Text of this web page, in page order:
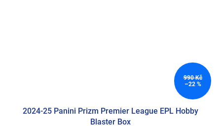
990 Kč
–22 %
2024-25 Panini Prizm Premier League EPL Hobby
Blaster Box